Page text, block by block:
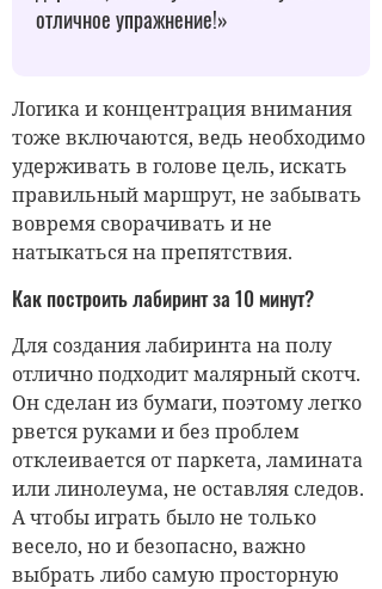
отличное упражнение!»
Логика и концентрация внимания
тоже включаются, ведь необходимо
удерживать в голове цель, искать
правильный маршрут, не забывать
вовремя сворачивать и не
натыкаться на препятствия.
Как построить лабиринт за 10 минут?
Для создания лабиринта на полу
отлично подходит малярный скотч.
Он сделан из бумаги, поэтому легко
рвется руками и без проблем
отклеивается от паркета, ламината
или линолеума, не оставляя следов.
А чтобы играть было не только
весело, но и безопасно, важно
выбрать либо самую просторную